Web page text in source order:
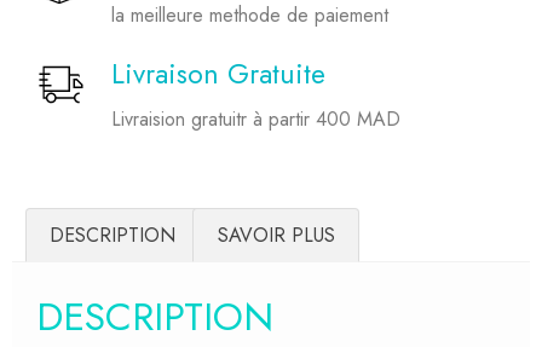
la meilleure methode de paiement
Livraison Gratuite
Livraision gratuitr à partir 400 MAD
DESCRIPTION SAVOIR PLUS
DESCRIPTION